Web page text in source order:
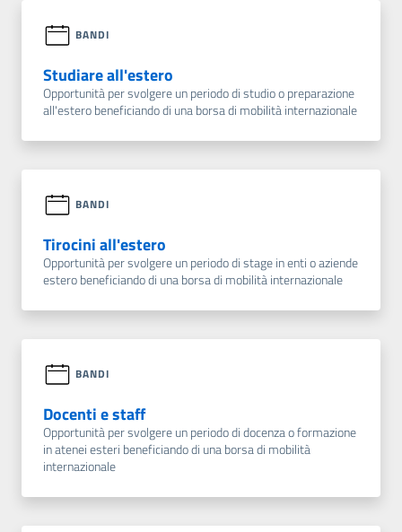
BANDI
Studiare all'estero
Opportunità per svolgere un periodo di studio o preparazione
all'estero beneficiando di una borsa di mobilità internazionale
BANDI
Tirocini all'estero
Opportunità per svolgere un periodo di stage in enti o aziende
estero beneficiando di una borsa di mobilità internazionale
BANDI
Docenti e staff
Opportunità per svolgere un periodo di docenza o formazione
in atenei esteri beneficiando di una borsa di mobilità
internazionale